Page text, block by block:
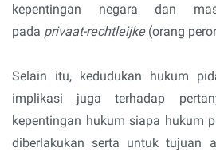
kepentingan negara dan
pada privaat-rechtleijke (orang
Selain itu, kedudukan hukum
implikasi juga terhadap
kepentingan hukum siapa hukum
diberlakukan serta untuk tujuan